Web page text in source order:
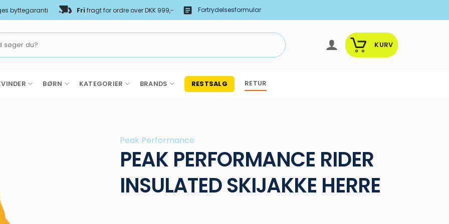
byttegaranti Fri fragt for ordre over DKK 999,- Fortrydelsesformular
KURV
BØRN KATEGORIER BRANDS RESTSALG RETUR
Peak Performance
PEAK PERFORMANCE RIDER
INSULATED SKIJAKKE HERRE